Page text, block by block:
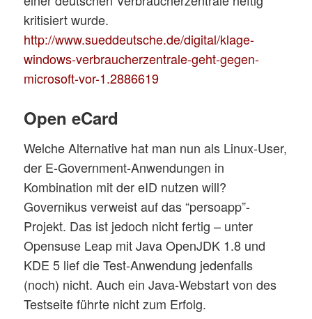
kritisiert wurde.
http://www.sueddeutsche.de/digital/klage-
windows-verbraucherzentrale-geht-gegen-
microsoft-vor-1.2886619
Open eCard
Welche Alternative hat man nun als Linux-User,
der E-Government-Anwendungen in
Kombination mit der eID nutzen will?
Governikus verweist auf das “persoapp”-
Projekt. Das ist jedoch nicht fertig – unter
Opensuse Leap mit Java OpenJDK 1.8 und
KDE 5 lief die Test-Anwendung jedenfalls
(noch) nicht. Auch ein Java-Webstart von des
Testseite führte nicht zum Erfolg.